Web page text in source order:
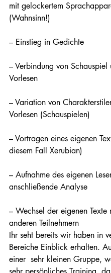
mit gelockertem
(Wahnsinn!)
– Einstieg in Gedichte
– Verbindung von Schauspiel
Vorlesen
– Variation von
Vorlesen (Schauspielen)
– Vortragen eines eigenen
diesem Fall Xerubian)
– Aufnahme des eigenen
anschließende Analyse
– Wechsel der eigenen Texte
anderen Teilnehmern
Ihr seht bereits wir haben in
Bereiche Einblick erhalten.
einer  sehr kleinen Gruppe,